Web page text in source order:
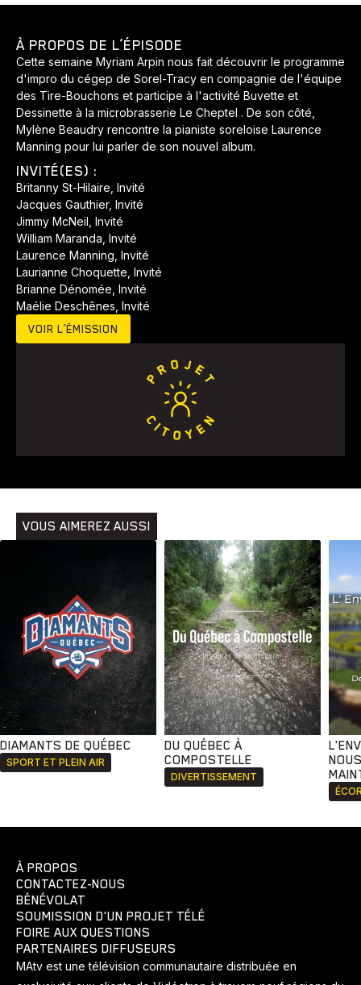
Animaux Avenir Bingo Communauté Culture
Yoga
À PROPOS DE L’ÉPISODE
Cette semaine Myriam Arpin nous fait découvrir le programme
d'impro du cégep de Sorel-Tracy en compagnie de l'équipe
des Tire-Bouchons et participe à l'activité Buvette et
Dessinette à la microbrasserie Le Cheptel . De son côté,
Mylène Beaudry rencontre la pianiste soreloise Laurence
Manning pour lui parler de son nouvel album.
INVITÉ(ES) :
Britanny St-Hilaire, Invité
Jacques Gauthier, Invité
Jimmy McNeil, Invité
William Maranda, Invité
Laurence Manning, Invité
Laurianne Choquette, Invité
Brianne Dénomée, Invité
Maélie Deschênes, Invité
VOIR L’ÉMISSION
VOUS AIMEREZ AUSSI
DIAMANTS DE QUÉBEC
SPORT ET PLEIN AIR
DU QUÉBEC À
COMPOSTELLE
DIVERTISSEMENT
À PROPOS
CONTACTEZ-NOUS
BÉNÉVOLAT
SOUMISSION D'UN PROJET TÉLÉ
FOIRE AUX QUESTIONS
PARTENAIRES DIFFUSEURS
MAtv est une télévision communautaire distribuée en